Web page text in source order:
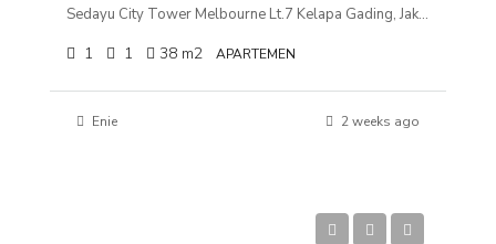
Sedayu City Tower Melbourne Lt.7 Kelapa Gading, Jakarta Utara
1 1 38 m2 APARTEMEN
Enie 2 weeks ago